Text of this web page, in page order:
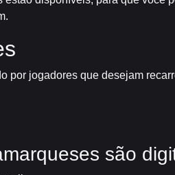
por jogadores que desejam
são